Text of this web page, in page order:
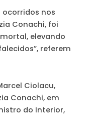
ocorridos nos
Conachi, foi
elevando
referem
Ciolacu,
Conachi, em
do Interior,